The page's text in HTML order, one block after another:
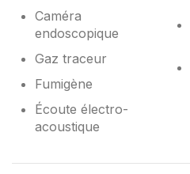
Caméra
endoscopique
Gaz traceur
Fumigène
Écoute électro-
acoustique